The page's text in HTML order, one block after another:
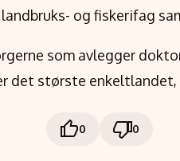
og fiskerifag
som avlegger
det største
0 0